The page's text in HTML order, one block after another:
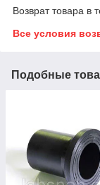
Возврат товара в
Все условия
Подобные